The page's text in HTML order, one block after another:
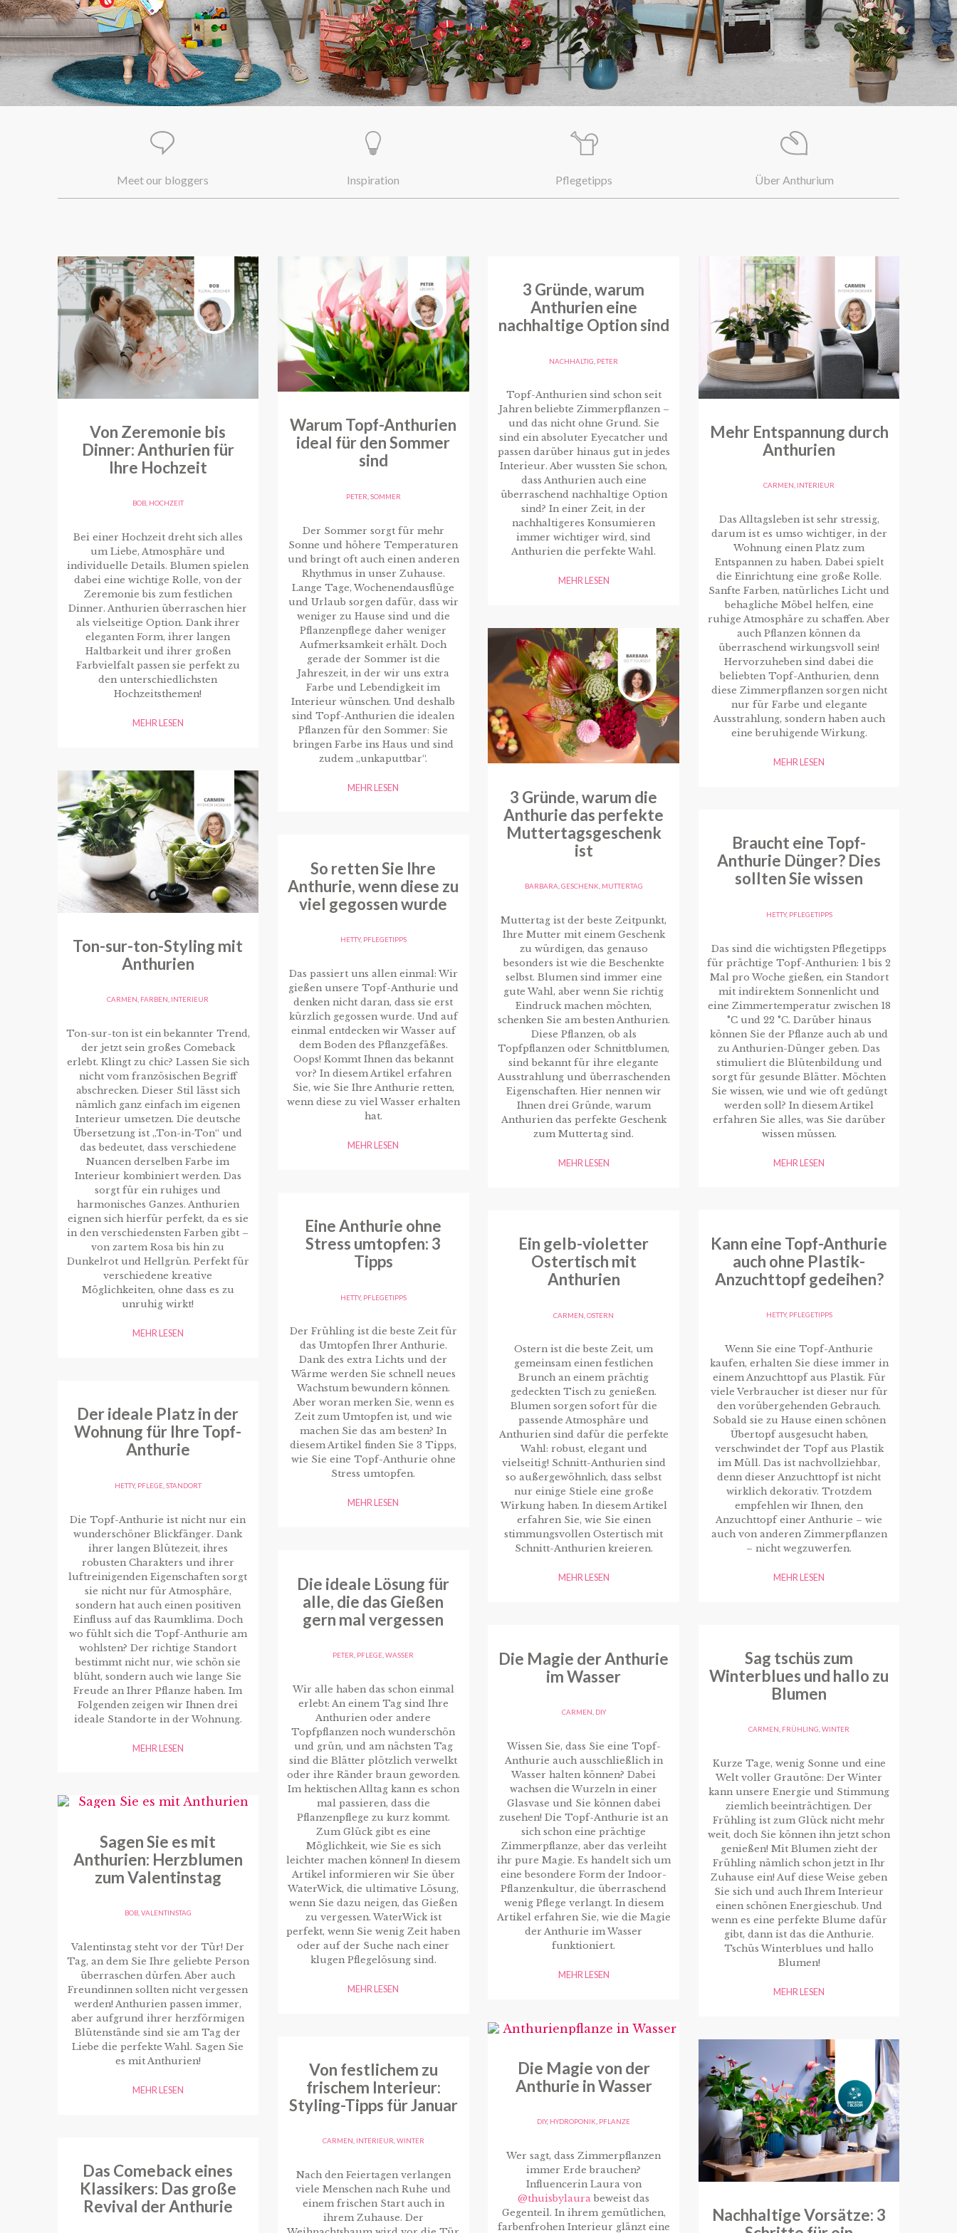
Meet our bloggers Inspiration Pflegetipps Über Anthurium
Von Zeremonie bis
Dinner: Anthurien für
Ihre Hochzeit
BOB, HOCHZEIT
Bei einer Hochzeit dreht sich alles
um Liebe, Atmosphäre und
individuelle Details. Blumen spielen
dabei eine wichtige Rolle, von der
Zeremonie bis zum festlichen
Dinner. Anthurien überraschen hier
als vielseitige Option. Dank ihrer
eleganten Form, ihrer langen
Haltbarkeit und ihrer großen
Farbvielfalt passen sie perfekt zu
den unterschiedlichsten
Hochzeitsthemen!
MEHR LESEN
Ton-sur-ton-Styling mit
Anthurien
CARMEN, FARBEN, INTERIEUR
Ton-sur-ton ist ein bekannter Trend,
der jetzt sein großes Comeback
erlebt. Klingt zu chic? Lassen Sie sich
nicht vom französischen Begriff
abschrecken. Dieser Stil lässt sich
nämlich ganz einfach im eigenen
Interieur umsetzen. Die deutsche
Übersetzung ist „Ton-in-Ton“ und
das bedeutet, dass verschiedene
Nuancen derselben Farbe im
Interieur kombiniert werden. Das
sorgt für ein ruhiges und
harmonisches Ganzes. Anthurien
eignen sich hierfür perfekt, da es sie
in den verschiedensten Farben gibt –
von zartem Rosa bis hin zu
Dunkelrot und Hellgrün. Perfekt für
verschiedene kreative
Möglichkeiten, ohne dass es zu
unruhig wirkt!
MEHR LESEN
Der ideale Platz in der
Wohnung für Ihre Topf-
Anthurie
HETTY, PFLEGE, STANDORT
Die Topf-Anthurie ist nicht nur ein
wunderschöner Blickfänger. Dank
ihrer langen Blütezeit, ihres
robusten Charakters und ihrer
luftreinigenden Eigenschaften sorgt
sie nicht nur für Atmosphäre,
sondern hat auch einen positiven
Einfluss auf das Raumklima. Doch
wo fühlt sich die Topf-Anthurie am
wohlsten? Der richtige Standort
bestimmt nicht nur, wie schön sie
blüht, sondern auch wie lange Sie
Freude an Ihrer Pflanze haben. Im
Folgenden zeigen wir Ihnen drei
ideale Standorte in der Wohnung.
MEHR LESEN
Sagen Sie es mit
Anthurien: Herzblumen
zum Valentinstag
BOB, VALENTINSTAG
Valentinstag steht vor der Tür! Der
Tag, an dem Sie Ihre geliebte Person
überraschen dürfen. Aber auch
Freundinnen sollten nicht vergessen
werden! Anthurien passen immer,
aber aufgrund ihrer herzförmigen
Blütenstände sind sie am Tag der
Liebe die perfekte Wahl. Sagen Sie
es mit Anthurien!
MEHR LESEN
Das Comeback eines
Klassikers: Das große
Revival der Anthurie
Warum Topf-Anthurien
ideal für den Sommer
sind
PETER SOMMER
Der Sommer sorgt für mehr
Sonne und höhere Temperaturen
und bringt oft auch einen anderen
Rhythmus in unser Zuhause.
Lange Tage, Wochenendausflüge
und Urlaub sorgen dafür, dass wir
weniger zu Hause sind und die
Pflanzenpflege daher weniger
Aufmerksamkeit erhält. Doch
gerade der Sommer ist die
Jahreszeit, in der wir uns extra
Farbe und Lebendigkeit im
Interieur wünschen. Und deshalb
sind Topf-Anthurien die idealen
Pflanzen für den Sommer: Sie
bringen Farbe ins Haus und sind
zudem „unkaputtbar“.
MEHR LESEN
So retten Sie Ihre
Anthurie, wenn diese zu
viel gegossen wurde
HETTY, PFLEGETIPPS
Das passiert uns allen einmal: Wir
gießen unsere Topf-Anthurie und
denken nicht daran, dass sie erst
kürzlich gegossen wurde. Und auf
einmal entdecken wir Wasser auf
dem Boden des Pflanzgefäßes.
Oops! Kommt Ihnen das bekannt
vor? In diesem Artikel erfahren
Sie, wie Sie Ihre Anthurie retten,
wenn diese zu viel Wasser erhalten
hat.
MEHR LESEN
Eine Anthurie ohne
Stress umtopfen: 3
Tipps
HETTY, PFLEGETIPPS
Der Frühling ist die beste Zeit für
das Umtopfen Ihrer Anthurie.
Dank des extra Lichts und der
Wärme werden Sie schnell neues
Wachstum bewundern können.
Aber woran merken Sie, wenn es
Zeit zum Umtopfen ist, und wie
machen Sie das am besten? In
diesem Artikel finden Sie 3 Tipps,
wie Sie eine Topf-Anthurie ohne
Stress umtopfen.
MEHR LESEN
Die ideale Lösung für
alle, die das Gießen
gern mal vergessen
PETER PFLEGE ,WASSER
Wir alle haben das schon einmal
erlebt: An einem Tag sind Ihre
Anthurien oder andere
Topfpflanzen noch wunderschön
und grün, und am nächsten Tag
sind die Blätter plötzlich verwelkt
oder ihre Ränder braun geworden.
Im hektischen Alltag kann es schon
mal passieren, dass die
Pflanzenpflege zu kurz kommt.
Zum Glück gibt es eine
Möglichkeit, wie Sie es sich
leichter machen können! In diesem
Artikel informieren wir Sie über
WaterWick, die ultimative Lösung,
wenn Sie dazu neigen, das Gießen
zu vergessen. WaterWick ist
perfekt, wenn Sie wenig Zeit haben
oder auf der Suche nach einer
klugen Pflegelösung sind.
MEHR LESEN
Von festlichem zu
frischem Interieur:
Styling-Tipps für Januar
CARMEN, INTERIEUR,WINTER
Nach den Feiertagen verlangen
viele Menschen nach Ruhe und
einem frischen Start auch in
ihrem Zuhause. Der
3 Gründe, warum
Anthurien eine
nachhaltige Option sind
NACHHALTIG PETER
Topf-Anthurien sind schon seit
Jahren beliebte Zimmerpflanzen –
und das nicht ohne Grund. Sie
sind ein absoluter Eyecatcher und
passen darüber hinaus gut in jedes
Interieur. Aber wussten Sie schon,
dass Anthurien auch eine
überraschend nachhaltige Option
sind? In einer Zeit, in der
nachhaltigeres Konsumieren
immer wichtiger wird, sind
Anthurien die perfekte Wahl.
MEHR LESEN
3 Gründe, warum die
Anthurie das perfekte
Muttertagsgeschenk
ist
BARBARA,GESCHENK, MUTTERTAG
Muttertag ist der beste Zeitpunkt,
Ihre Mutter mit einem Geschenk
zu würdigen, das genauso
besonders ist wie die Beschenkte
selbst. Blumen sind immer eine
gute Wahl, aber wenn Sie richtig
Eindruck machen möchten,
schenken Sie am besten Anthurien.
Diese Pflanzen, ob als
Topfpflanzen oder Schnittblumen,
sind bekannt für ihre elegante
Ausstrahlung und überraschenden
Eigenschaften. Hier nennen wir
Ihnen drei Gründe, warum
Anthurien das perfekte Geschenk
zum Muttertag sind.
MEHR LESEN
Ein gelb-violetter
Ostertisch mit
Anthurien
CARMEN ,OSTERN
Ostern ist die beste Zeit, um
gemeinsam einen festlichen
Brunch an einem prächtig
gedeckten Tisch zu genießen.
Blumen sorgen sofort für die
passende Atmosphäre und
Anthurien sind dafür die perfekte
Wahl: robust, elegant und
vielseitig! Schnitt-Anthurien sind
so außergewöhnlich, dass selbst
nur einige Stiele eine große
Wirkung haben. In diesem Artikel
erfahren Sie, wie Sie einen
stimmungsvollen Ostertisch mit
Schnitt-Anthurien kreieren.
MEHR LESEN
Die Magie der Anthurie
im Wasser
CARMEN DIY
Wissen Sie, dass Sie eine Topf-
Anthurie auch ausschließlich in
Wasser halten können? Dabei
wachsen die Wurzeln in einer
Glasvase und Sie können dabei
zusehen! Die Topf-Anthurie ist an
sich schon eine prächtige
Zimmerpflanze, aber das verleiht
ihr pure Magie. Es handelt sich um
eine besondere Form der Indoor-
Pflanzenkultur, die überraschend
wenig Pflege verlangt. In diesem
Artikel erfahren Sie, wie die Magie
der Anthurie im Wasser
funktioniert.
MEHR LESEN
Die Magie von der
Anthurie in Wasser
DIY, HYDROPONIK, PFLANZE
Wer sagt, dass Zimmerpflanzen
immer Erde brauchen?
Influencerin Laura von
@thuisbylaura beweist das
Gegenteil. In ihrem gemütlichen,
farbenfrohen Interieur glänzt eine
Mehr Entspannung durch
Anthurien
CARMEN, INTERIEUR
Das Alltagsleben ist sehr stressig,
darum ist es umso wichtiger, in der
Wohnung einen Platz zum
Entspannen zu haben. Dabei spielt
die Einrichtung eine große Rolle.
Sanfte Farben, natürliches Licht und
behagliche Möbel helfen, eine
ruhige Atmosphäre zu schaffen. Aber
auch Pflanzen können da
überraschend wirkungsvoll sein!
Hervorzuheben sind dabei die
beliebten Topf-Anthurien, denn
diese Zimmerpflanzen sorgen nicht
nur für Farbe und elegante
Ausstrahlung, sondern haben auch
eine beruhigende Wirkung.
MEHR LESEN
Braucht eine Topf-
Anthurie Dünger? Dies
sollten Sie wissen
HETTY, PFLEGETIPPS
Das sind die wichtigsten Pflegetipps
für prächtige Topf-Anthurien: 1 bis 2
Mal pro Woche gießen, ein Standort
mit indirektem Sonnenlicht und
eine Zimmertemperatur zwischen 18
°C und 22 °C. Darüber hinaus
können Sie der Pflanze auch ab und
zu Anthurien-Dünger geben. Das
stimuliert die Blütenbildung und
sorgt für gesunde Blätter. Möchten
Sie wissen, wie und wie oft gedüngt
werden soll? In diesem Artikel
erfahren Sie alles, was Sie darüber
wissen müssen.
MEHR LESEN
Kann eine Topf-Anthurie
auch ohne Plastik-
Anzuchttopf gedeihen?
HETTY, PFLEGETIPPS
Wenn Sie eine Topf-Anthurie
kaufen, erhalten Sie diese immer in
einem Anzuchttopf aus Plastik. Für
viele Verbraucher ist dieser nur für
den vorübergehenden Gebrauch.
Sobald sie zu Hause einen schönen
Übertopf ausgesucht haben,
verschwindet der Topf aus Plastik
im Müll. Das ist nachvollziehbar,
denn dieser Anzuchttopf ist nicht
wirklich dekorativ. Trotzdem
empfehlen wir Ihnen, den
Anzuchttopf einer Anthurie – wie
auch von anderen Zimmerpflanzen
– nicht wegzuwerfen.
MEHR LESEN
Sag tschüs zum
Winterblues und hallo zu
Blumen
CARMEN, FRÜHLING,WINTER
Kurze Tage, wenig Sonne und eine
Welt voller Grautöne: Der Winter
kann unsere Energie und Stimmung
ziemlich beeinträchtigen. Der
Frühling ist zum Glück nicht mehr
weit, doch Sie können ihn jetzt schon
genießen! Mit Blumen zieht der
Frühling nämlich schon jetzt in Ihr
Zuhause ein! Auf diese Weise geben
Sie sich und auch Ihrem Interieur
einen schönen Energieschub. Und
wenn es eine perfekte Blume dafür
gibt, dann ist das die Anthurie.
Tschüs Winterblues und hallo
Blumen!
MEHR LESEN
Nachhaltige Vorsätze: 3